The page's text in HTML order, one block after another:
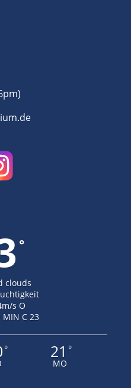
°
clouds
s O
MIN C 23
° 21 °
MO